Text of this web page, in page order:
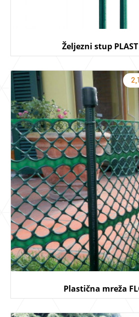
Željezni stup PLAST
Plastična mreža